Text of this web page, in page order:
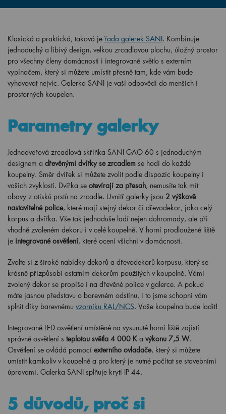
Klasická a praktická, taková je řada galerek SANI. Kombinuje
jednoduchý a líbivý design, velkou zrcadlovou plochu, úložný prostor
pro všechny členy domácnosti i integrované světlo s externím
vypínačem, který si můžete umístit přesně tam, kde vám bude
vyhovovat nejvíc. Galerka SANI je vaší odpovědí do menších i
prostorných koupelen.
Parametry galerky
Jednodveřová zrcadlová skříňka SANI GAO 60 s jednoduchým
designem a dřevěnými dvířky se zrcadlem se hodí do každé
koupelny. Směr dvířek si můžete zvolit podle dispozic koupelny i
vašich zvyklostí. Dvířka se otevírají za přesah, nemusíte tak mít
obavy z otisků prstů na zrcadle. Uvnitř galerky jsou 2 výškově
nastavitelné police, které mají stejný dekor či dřevodekor, jako celý
korpus a dvířka. Vše tak jednoduše ladí nejen dohromady, ale při
vhodně zvoleném dekoru i v celé koupelně. V horní prodloužené liště
je integrované osvětlení, které ocení všichni v domácnosti.
Zvolte si z široké nabídky dekorů a dřevodekorů korpusu, který se
krásně přizpůsobí ostatním dekorům použitých v koupelně. Vámi
zvolený dekor se propíše i na dřevěné police v galerce. A pokud
máte jasnou představu o barevném odstínu, i to jsme schopni vám
splnit díky barevnému vzorníku RAL/NCS. Vaše koupelna bude ladit!
Integrované LED osvětlení umístěné na vysunuté horní liště zajistí
správné osvětlení s teplotou světla 4 000 K a výkonu 7,5 W.
Osvětlení se ovládá pomocí externího ovladače, který si můžete
umístit kamkoliv v koupelně a pro který je nutné počítat se stavebními
úpravami. Galerka SANI splňuje krytí IP 44.
5 důvodů, proč si